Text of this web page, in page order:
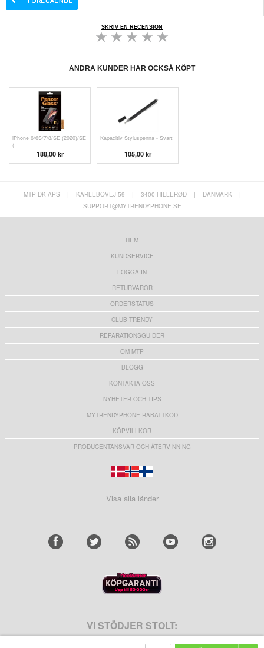
SKRIV EN RECENSION
ANDRA KUNDER HAR OCKSÅ KÖPT
iPhone 6/6S/7/8/SE (2020)/SE
(
188,00 kr
Kapacitiv Styluspenna - Svart
105,00 kr
MTP DK APS | KARLEBOVEJ 59 | 3400 HILLERØD | DANMARK
|
SUPPORT@MYTRENDYPHONE.SE
HEM
KUNDSERVICE
LOGGA IN
RETURVAROR
ORDERSTATUS
CLUB TRENDY
REPARATIONSGUIDER
OM MTP
BLOGG
KONTAKTA OSS
NYHETER OCH TIPS
MYTRENDYPHONE RABATTKOD
KÖPVILLKOR
PRODUCENTANSVAR OCH ÅTERVINNING
Visa alla länder
VI STÖDJER STOLT: